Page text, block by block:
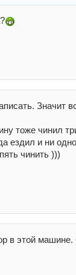
Значит
тоже чинил
ездил и ни
чинить )))
в этой машине.